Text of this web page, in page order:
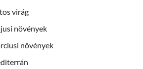
virág
növények
növények